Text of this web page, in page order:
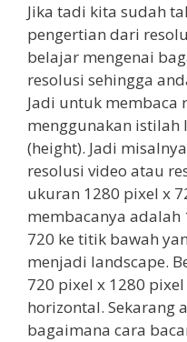
Jika tadi kita sudah
pengertian dari
belajar mengenai
resolusi sehingga
Jadi untuk membaca
menggunakan istilah
(height). Jadi
resolusi video atau
ukuran 1280 pixel x
membacanya
720 ke titik bawah
menjadi landscape.
720 pixel x 1280
horizontal. Sekarang
bagaimana cara